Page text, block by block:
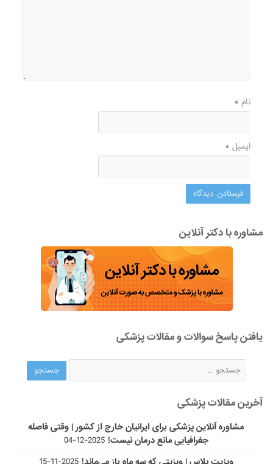
نام*
ایمیل*
مشاوره با دکتر آنلاین
یافتن پاسخ سوالات و مقالات پزشکی
آخرین مقالات پزشکی
مشاوره آنلاین پزشکی برای ایرانیان خارج از کشور | وقتی فاصله
جغرافیایی مانع درمان نیست! 2025-12-04